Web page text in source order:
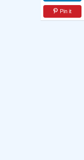
Pin it